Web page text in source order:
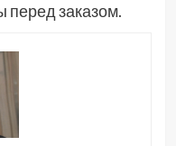
перед заказом.